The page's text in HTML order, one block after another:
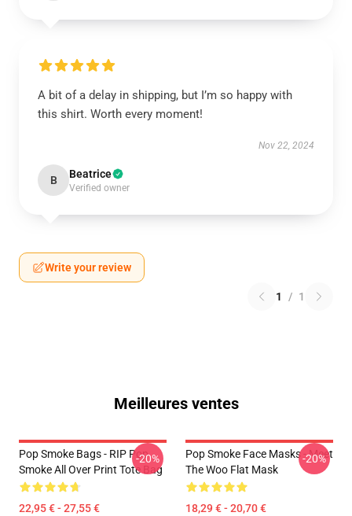
A bit of a delay in shipping, but I’m so happy with
this shirt. Worth every moment!
Nov 22, 2024
B Beatrice
Verified owner
Write your review
1 / 1
Meilleures ventes
Pop Smoke Bags - RIP Pop
Smoke All Over Print Tote Bag
22,95 € - 27,55 €
-20%
Pop Smoke Face Masks - Meet
The Woo Flat Mask
18,29 € - 20,70 €
-20%